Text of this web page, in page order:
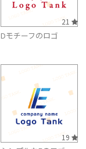
21
Dモチーフのロゴ
19